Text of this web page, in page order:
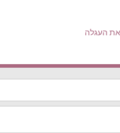
את העגלה